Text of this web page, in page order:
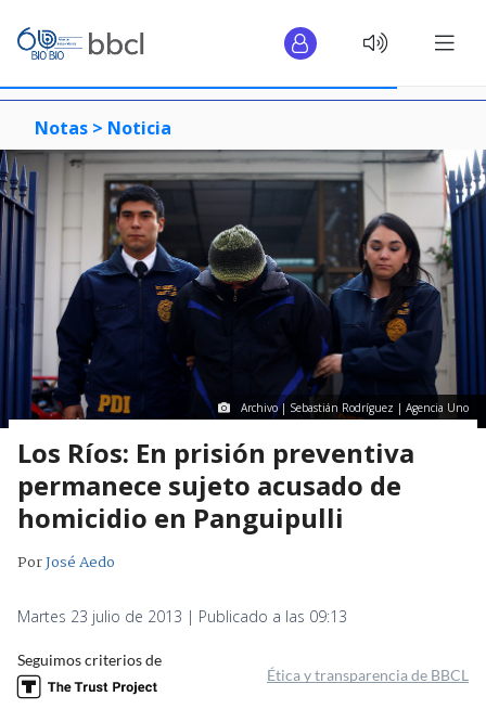
Notas > Noticia
Archivo | Sebastián Rodríguez | Agencia Uno
Los Ríos: En prisión preventiva
permanece sujeto acusado de
homicidio en Panguipulli
PorJosé Aedo
Martes 23 julio de 2013 | Publicado a las 09:13
Seguimos criterios de
Ética y transparencia de BBCL